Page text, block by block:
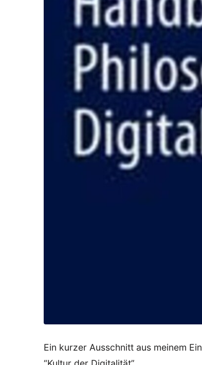
Ein kurzer Ausschnitt aus meinem